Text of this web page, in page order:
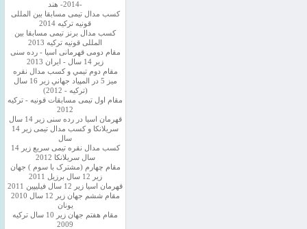
-2014- هند
کسب مدال تیمی مسابقا بین المللی
قونیه ترکیه 2014
کسب مدال برنز تیمی مسابقا بین
المللی قونیه ترکیه 2013
مقام دومی قهرمانی اسیا - رده سنی
زیر 14 سال - ایران 2013
مقام دوم تيمي و كسب مدال نقره
ميز 5 در المپياد جهاني زير 16 سال
(تركيه - 2012)
مقام اول تیمی مسابقات قونیه - ترکیه
2012
قهرمان اسیا در رده سنی زیر 14 سال
سريلانكا و کسب مدال تیمی زیر 14
سال
کسب مدال نقره تیمی سریع زیر 14
سال سریلانکا 2012
مقام چهارم (مشترک با سوم ) جهان
زیر 12 سال برزیل 2011
قهرمان اسيا زير 12 سال فیلیپین 2011
مقام ششم جهان زیر 12 سال 2010
یونان
مقام هفتم جهان زیر 10 سال ترکیه
2009